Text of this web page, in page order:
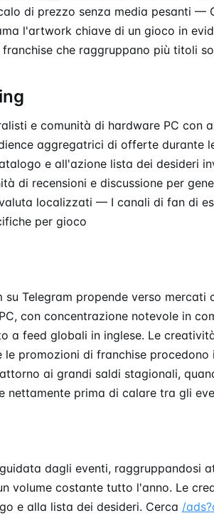
di prezzo senza media pesanti —
l'artwork chiave di un gioco in
che raggruppano più titoli
e comunità di hardware PC con
aggregatrici di offerte durante
e all'azione lista dei desideri
di recensioni e discussione per
localizzati — I canali di fan di
per gioco
Telegram propende verso mercati
con concentrazione notevole in
a feed globali in inglese. Le
promozioni di franchise procedono
ai grandi saldi stagionali,
nettamente prima di calare tra gli
dagli eventi, raggruppandosi
volume costante tutto l'anno. Le
e alla lista dei desideri. Cerca /